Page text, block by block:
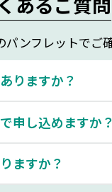
ンフレットでご
りますか？
申し込めますか？
ますか？